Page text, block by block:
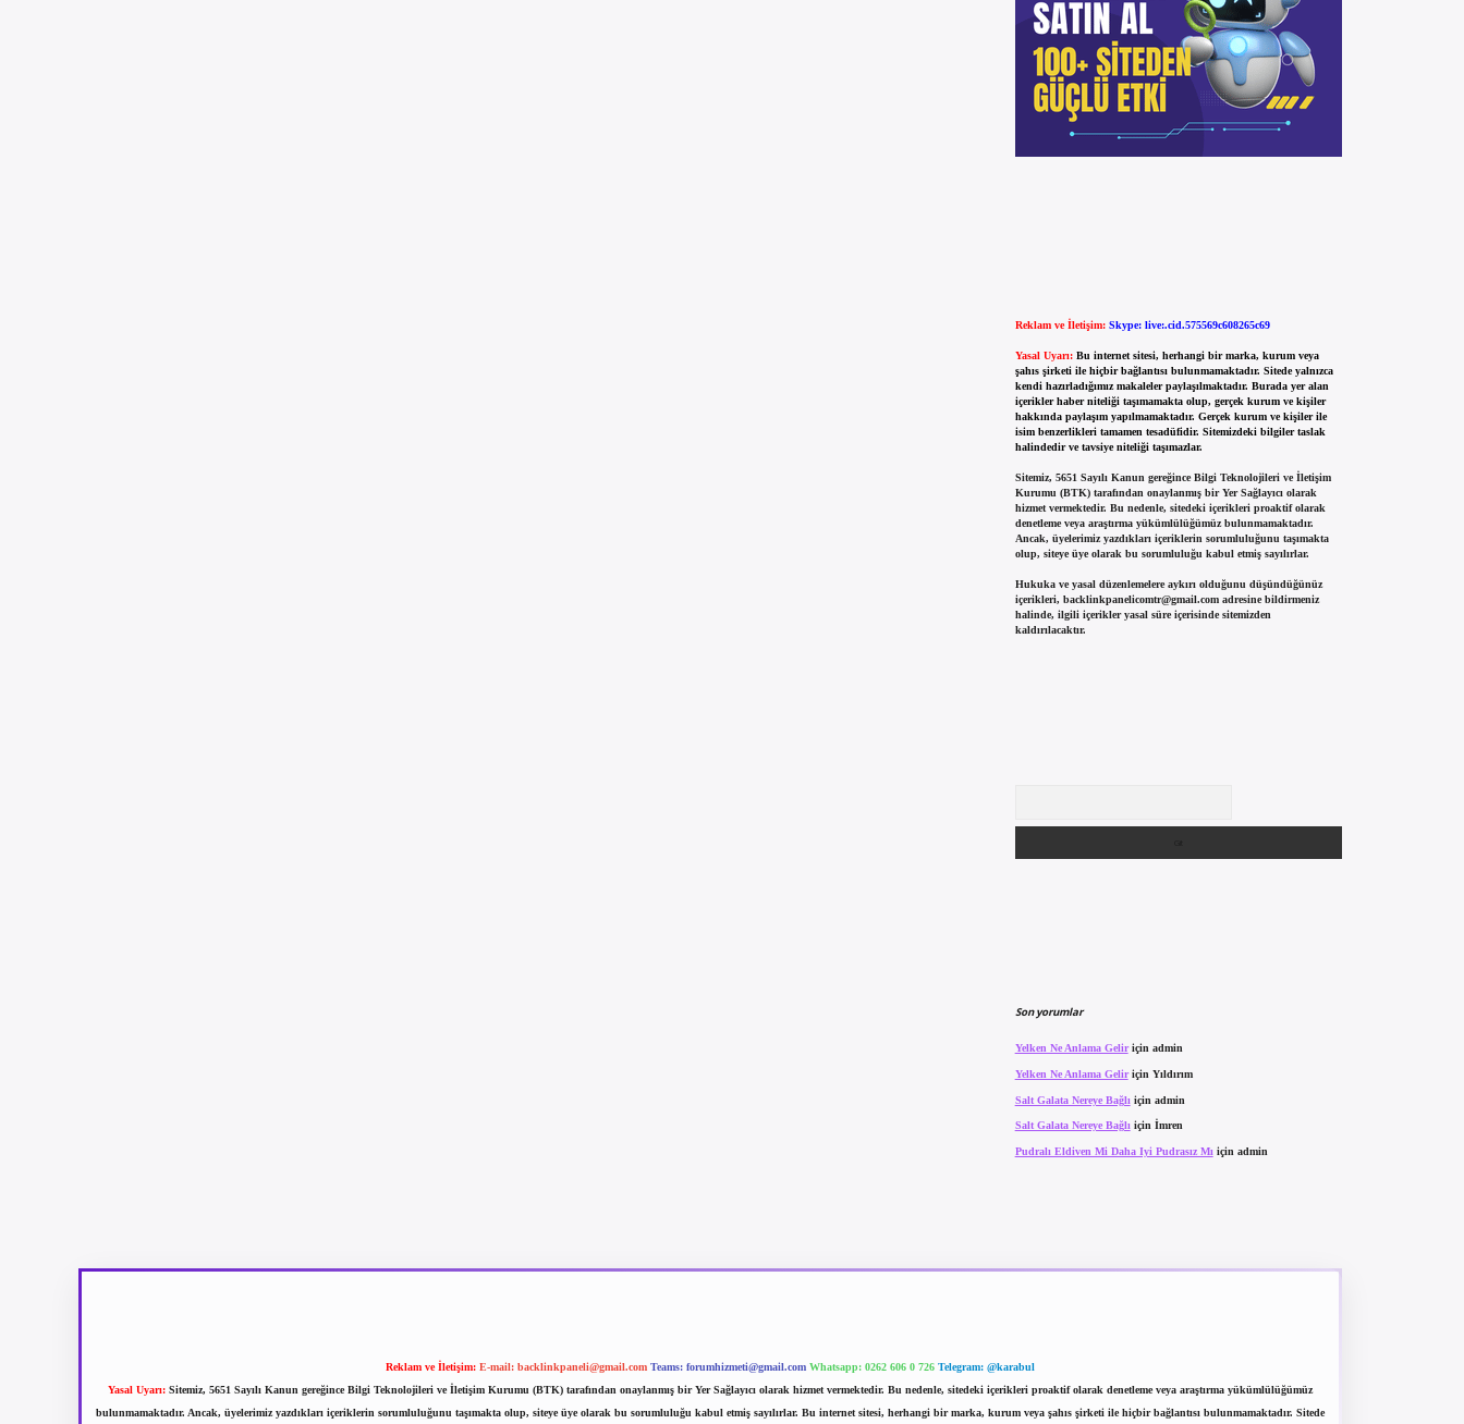
Reklam ve İletişim: Skype: live:.cid.575569c608265c69
Yasal Uyarı: Bu internet sitesi, herhangi bir marka, kurum veya
şahıs şirketi ile hiçbir bağlantısı bulunmamaktadır. Sitede yalnızca
kendi hazırladığımız makaleler paylaşılmaktadır. Burada yer alan
içerikler haber niteliği taşımamakta olup, gerçek kurum ve kişiler
hakkında paylaşım yapılmamaktadır. Gerçek kurum ve kişiler ile
isim benzerlikleri tamamen tesadüfidir. Sitemizdeki bilgiler taslak
halindedir ve tavsiye niteliği taşımazlar.
Sitemiz, 5651 Sayılı Kanun gereğince Bilgi Teknolojileri ve İletişim
Kurumu (BTK) tarafından onaylanmış bir Yer Sağlayıcı olarak
hizmet vermektedir. Bu nedenle, sitedeki içerikleri proaktif olarak
denetleme veya araştırma yükümlülüğümüz bulunmamaktadır.
Ancak, üyelerimiz yazdıkları içeriklerin sorumluluğunu taşımakta
olup, siteye üye olarak bu sorumluluğu kabul etmiş sayılırlar.
Hukuka ve yasal düzenlemelere aykırı olduğunu düşündüğünüz
içerikleri, backlinkpanelicomtr@gmail.comadresine bildirmeniz
halinde, ilgili içerikler yasal süre içerisinde sitemizden
kaldırılacaktır.
Son yorumlar
Yelken Ne Anlama Geliriçin admin
Yelken Ne Anlama Geliriçin Yıldırım
Salt Galata Nereye Bağlı için admin
Salt Galata Nereye Bağlı için İmren
Pudralı Eldiven Mi Daha Iyi Pudrasız Mı için admin
Reklam ve İletişim: E-mail: backlinkpaneli@gmail.com Teams: forumhizmeti@gmail.com Whatsapp: 0262 606 0 726 Telegram: @karabul
Yasal Uyarı: Sitemiz, 5651 Sayılı Kanun gereğince Bilgi Teknolojileri ve İletişim Kurumu (BTK) tarafından onaylanmış bir Yer Sağlayıcı olarak hizmet vermektedir. Bu nedenle, sitedeki içerikleri proaktif olarak denetleme veya araştırma yükümlülüğümüz
bulunmamaktadır. Ancak, üyelerimiz yazdıkları içeriklerin sorumluluğunu taşımakta olup, siteye üye olarak bu sorumluluğu kabul etmiş sayılırlar. Bu internet sitesi, herhangi bir marka, kurum veya şahıs şirketi ile hiçbir bağlantısı bulunmamaktadır. Sitede